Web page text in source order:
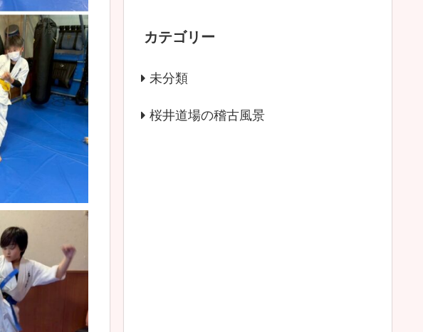
カテゴリー
未分類
桜井道場の稽古風景